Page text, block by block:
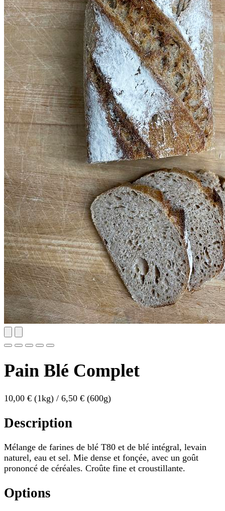
Pain Blé Complet
10,00 € (1kg) / 6,50 € (600g)
Description
Mélange de farines de blé T80 et de blé intégral, levain
naturel, eau et sel. Mie dense et fonçée, avec un goût
prononcé de céréales. Croûte fine et croustillante.
Options